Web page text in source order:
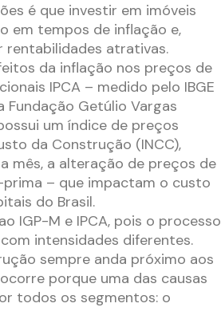
é que investir em imóveis
em tempos de inflação e,
rentabilidades atrativas.
da inflação nos preços de
IPCA – medido pelo IBGE
Fundação Getúlio Vargas
um índice de preços
da Construção (INCC),
mês, a alteração de preços de
– que impactam o custo
do Brasil.
IGP-M e IPCA, pois o processo
intensidades diferentes.
sempre anda próximo aos
porque uma das causas
todos os segmentos: o